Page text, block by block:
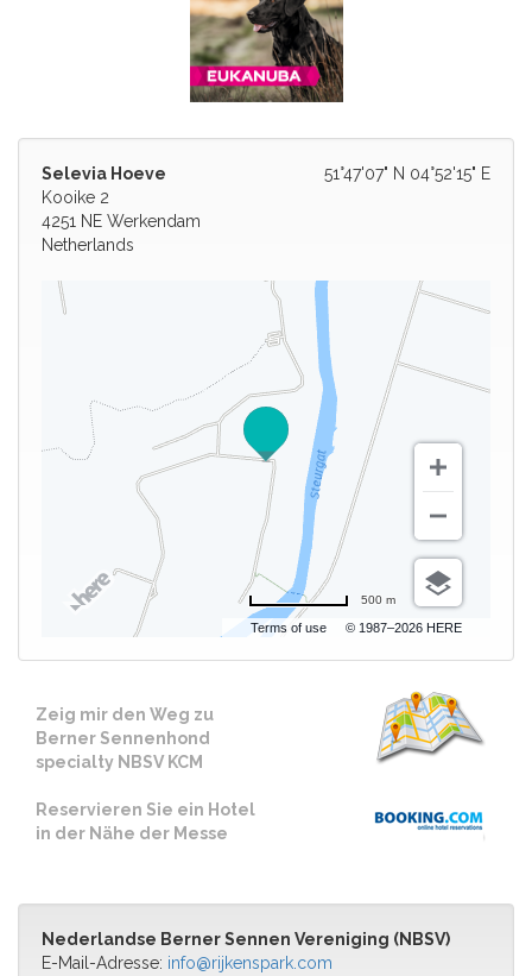
51°47'07" N 04°52'15" E
Selevia Hoeve
Kooike 2
4251 NE Werkendam
Netherlands
Terms of use © 1987–2026 HERE
500 m
Zeig mir den Weg zu
Berner Sennenhond
specialty NBSV KCM
Reservieren Sie ein Hotel
in der Nähe der Messe
Nederlandse Berner Sennen Vereniging (NBSV)
E-Mail-Adresse: info@rijkenspark.com